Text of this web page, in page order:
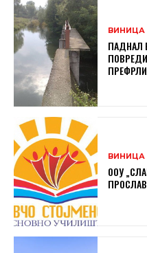
ВИНИЦА
ПАДНАЛ
ВИНИЦА
ООУ